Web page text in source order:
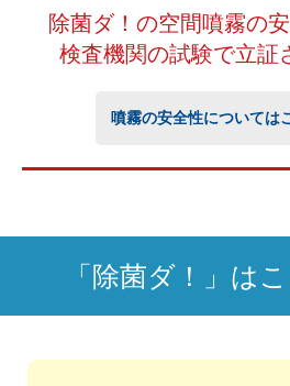
除菌ダ！の空間噴霧の
検査機関の試験で立証
噴霧の安全性については
「除菌ダ！」は